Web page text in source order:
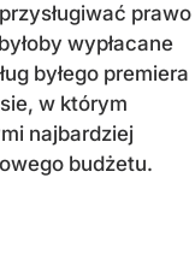
prawo
wypłacane
byłego premiera
w którym
najbardziej
budżetu.